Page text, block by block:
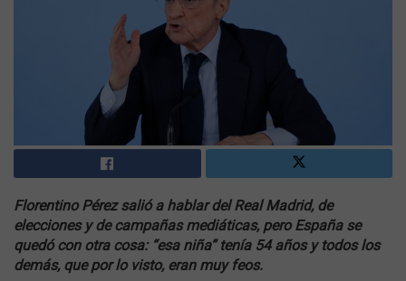
Florentino Pérez salió a hablar del Real Madrid, de
elecciones y de campañas mediáticas, pero España se
quedó con otra cosa: “esa niña” tenía 54 años y todos los
demás, que por lo visto, eran muy feos.